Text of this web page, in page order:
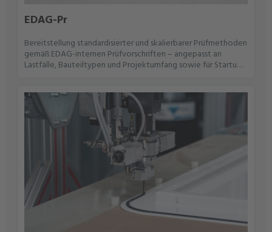
EDAG-Pr
Bereitstellung standardisierter und skalierbarer Prüfmethoden
gemäß EDAG-internen Prüfvorschriften – angepasst an
Lastfälle, Bauteiltypen und Projektumfang sowie für Startups
Projektzielen Nutzung von modularer EDAG-Prüfkataloge für
Komponenten, Systeme und Gesamtfahrzeuge Anpassung
der Prüfmethodik für Startups und neue Technologien auf
Basis EDAG-Erfahrung Dokumentation und
Nachverfolgbarkeit der Prüfergebnisse